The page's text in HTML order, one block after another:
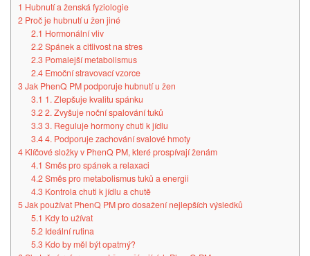
1 Hubnutí a ženská fyziologie
2 Proč je hubnutí u žen jiné
2.1 Hormonální vliv
2.2Spánek a citlivost na stres
2.3Pomalejší metabolismus
2.4Emoční stravovací vzorce
3Jak PhenQ PM podporuje hubnutí u žen
3.1 1. Zlepšuje kvalitu spánku
3.22. Zvyšuje noční spalování tuků
3.33. Reguluje hormony chuti k jídlu
3.44. Podporuje zachování svalové hmoty
4 Klíčové složky v PhenQ PM, které prospívají ženám
4.1 Směs pro spánek a relaxaci
4.2Směs pro metabolismus tuků a energii
4.3Kontrola chuti k jídlu a chutě
5Jak používat PhenQ PM pro dosažení nejlepších výsledků
5.1 Kdy to užívat
5.2Ideální rutina
5.3Kdo by měl být opatrný?